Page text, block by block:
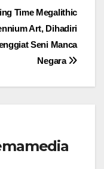
Time Megalithic
Art, Dihadiri
Seni Manca
Negara